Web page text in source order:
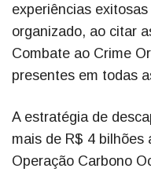
experiências
organizado, ao citar
Combate ao Crime
presentes em todas
A estratégia de
mais de R$ 4 bilhões
Operação Carbono